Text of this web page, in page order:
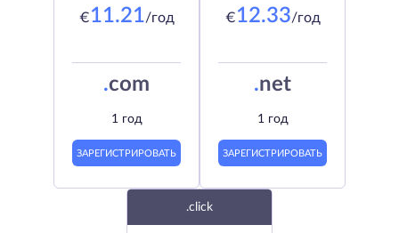
€11.21/год
.com
1 год
ЗАРЕГИСТРИРОВАТЬ
€12.33/год
.net
1 год
ЗАРЕГИСТРИРОВАТЬ
.click